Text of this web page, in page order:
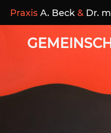
Praxis A. Beck & Dr.